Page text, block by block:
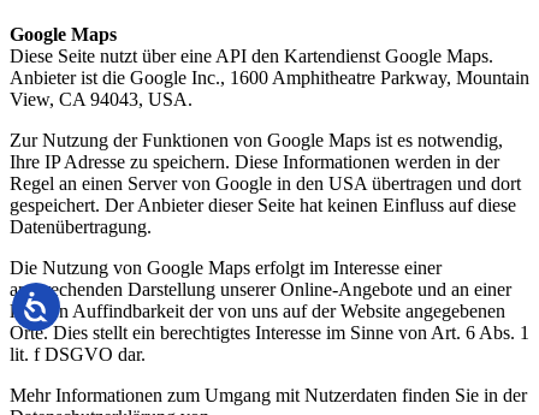
Google Maps
Diese Seite nutzt über eine API den Kartendienst Google Maps.
Anbieter ist die Google Inc., 1600 Amphitheatre Parkway, Mountain
View, CA 94043, USA.
Zur Nutzung der Funktionen von Google Maps ist es notwendig,
Ihre IP Adresse zu speichern. Diese Informationen werden in der
Regel an einen Server von Google in den USA übertragen und dort
gespeichert. Der Anbieter dieser Seite hat keinen Einfluss auf diese
Datenübertragung.
Die Nutzung von Google Maps erfolgt im Interesse einer
ansprechenden Darstellung unserer Online-Angebote und an einer
leichten Auffindbarkeit der von uns auf der Website angegebenen
Orte. Dies stellt ein berechtigtes Interesse im Sinne von Art. 6 Abs. 1
lit. f DSGVO dar.
Mehr Informationen zum Umgang mit Nutzerdaten finden Sie in der